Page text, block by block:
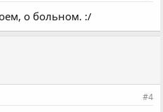
о больном. :/
#4